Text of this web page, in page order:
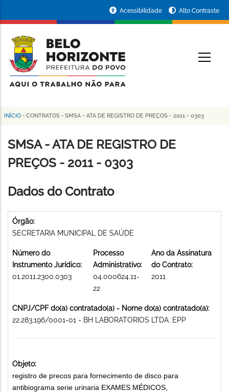
conteúdo
principal
da
Prefeitura
de
Horizonte
Acessibilidade Alto Contraste
Trilha
de
navegação
INÍCIO - CONTRATOS - SMSA - ATA DE REGISTRO DE PREÇOS - 2011 - 0303
SMSA - ATA DE REGISTRO DE
PREÇOS - 2011 - 0303
Dados do Contrato
Órgão:
SECRETARIA MUNICIPAL DE SAÚDE
Número do
Instrumento Jurídico:
01.2011.2300.0303
Processo
Administrativo:
04.000624.11-
22
Ano da Assinatura
do Contrato:
2011
CNPJ/CPF do(a) contratado(a) - Nome do(a) contratado(a):
22.283.196/0001-01 - BH LABORATORIOS LTDA. EPP
Objeto:
registro de precos para fornecimento de disco para
antibiograma serie urinaria EXAMES MÉDICOS,